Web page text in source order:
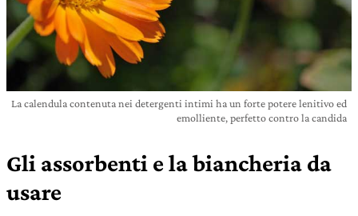
La calendula contenuta nei detergenti intimi ha un forte potere lenitivo ed
emolliente, perfetto contro la candida
Gli assorbenti e la biancheria da
usare